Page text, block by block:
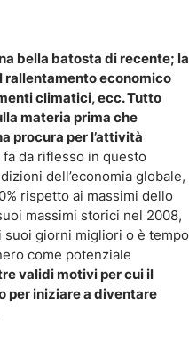
bella batosta di recente; la
rallentamento economico
climatici, ecc. Tutto
materia prima che
procura per l’attività
da riflesso in questo
dell’economia globale,
rispetto ai massimi dello
massimi storici nel 2008,
giorni migliori o è tempo
come potenziale
validi motivi per cui il
per iniziare a diventare